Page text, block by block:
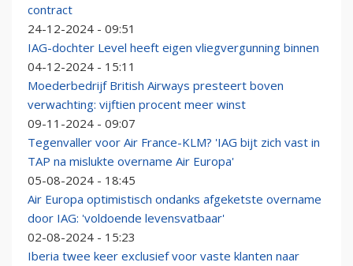
contract
24-12-2024 - 09:51
IAG-dochter Level heeft eigen vliegvergunning binnen
04-12-2024 - 15:11
Moederbedrijf British Airways presteert boven
verwachting: vijftien procent meer winst
09-11-2024 - 09:07
Tegenvaller voor Air France-KLM? 'IAG bijt zich vast in
TAP na mislukte overname Air Europa'
05-08-2024 - 18:45
Air Europa optimistisch ondanks afgeketste overname
door IAG: 'voldoende levensvatbaar'
02-08-2024 - 15:23
Iberia twee keer exclusief voor vaste klanten naar